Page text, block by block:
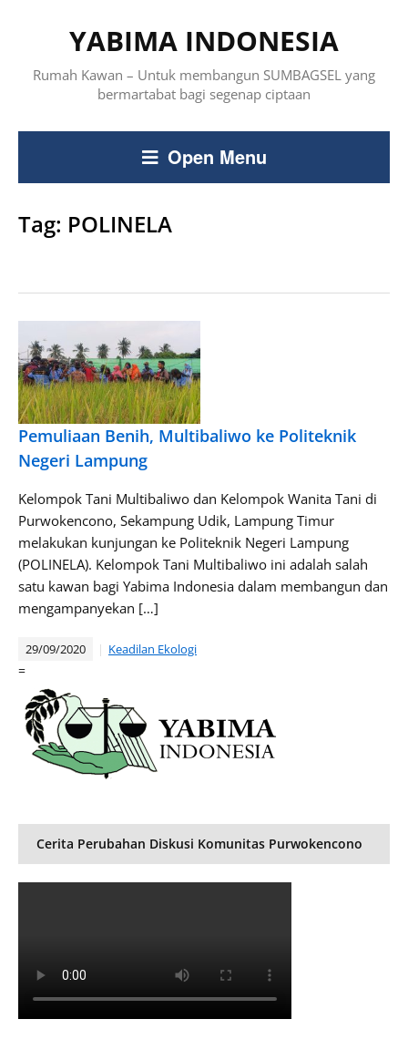
YABIMA INDONESIA
Rumah Kawan – Untuk membangun SUMBAGSEL yang
bermartabat bagi segenap ciptaan
Open Menu
Tag: POLINELA
Pemuliaan Benih, Multibaliwo ke Politeknik
Negeri Lampung
Kelompok Tani Multibaliwo dan Kelompok Wanita Tani di
Purwokencono, Sekampung Udik, Lampung Timur
melakukan kunjungan ke Politeknik Negeri Lampung
(POLINELA). Kelompok Tani Multibaliwo ini adalah salah
satu kawan bagi Yabima Indonesia dalam membangun dan
mengampanyekan […]
29/09/2020 Keadilan Ekologi
=
Cerita Perubahan Diskusi Komunitas Purwokencono